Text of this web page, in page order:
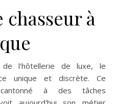
à
de l'hôtellerie de luxe, le
unique et discrète. Ce
cantonné à des tâches